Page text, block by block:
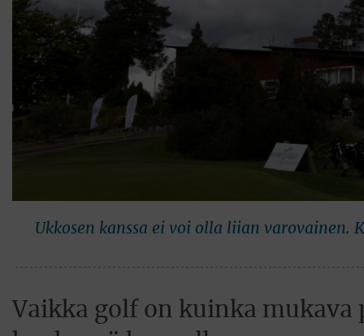
Ukkosen kanssa ei voi olla liian varovainen.
Vaikka golf on kuinka mukava